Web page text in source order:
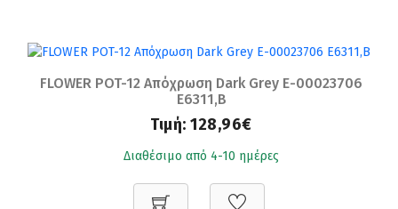
FLOWER POT-12 Απόχρωση Dark Grey Ε-00023706
Ε6311,Β
Τιμή:128,96€
Διαθέσιμο από 4-10 ημέρες